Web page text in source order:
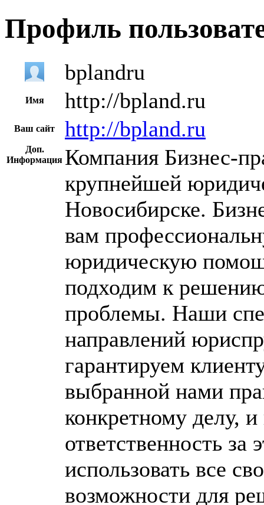
Профиль
bplandru
Имя http://bpland.ru
Ваш сайт http://bpland.ru
Доп.
Информация Компания Бизнес-
крупнейшей
Новосибирске.
вам
юридическую
подходим к
проблемы. Наши
направлений
гарантируем
выбранной нами
конкретному делу,
ответственность
использовать все
возможности для